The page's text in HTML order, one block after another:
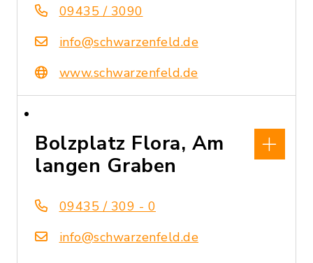
09435 / 3090
info@schwarzenfeld.de
www.schwarzenfeld.de
Bolzplatz Flora, Am
langen Graben
09435 / 309 - 0
info@schwarzenfeld.de